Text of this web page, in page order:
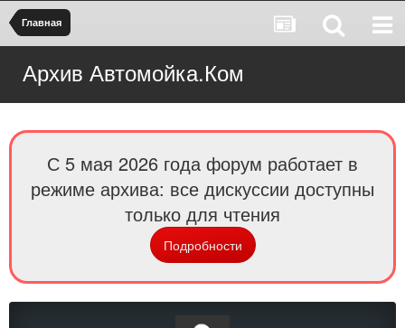
Главная
Архив Автомойка.Ком
С 5 мая 2026 года форум работает в
режиме архива: все дискуссии доступны
только для чтения
Подробности